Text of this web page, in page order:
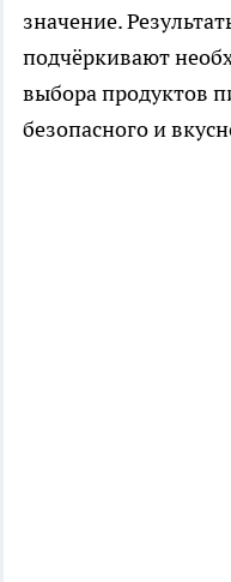
значение.
подчёркивают
выбора продуктов
безопасного и